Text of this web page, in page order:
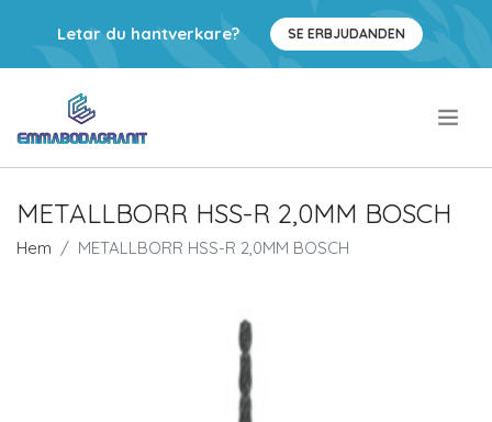
Letar du hantverkare? SE ERBJUDANDEN
METALLBORR HSS-R 2,0MM BOSCH
Hem METALLBORR HSS-R 2,0MM BOSCH